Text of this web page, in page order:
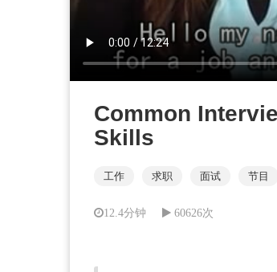
Common
Skills
工作 求职 面试 节目
12.4分钟 60626次